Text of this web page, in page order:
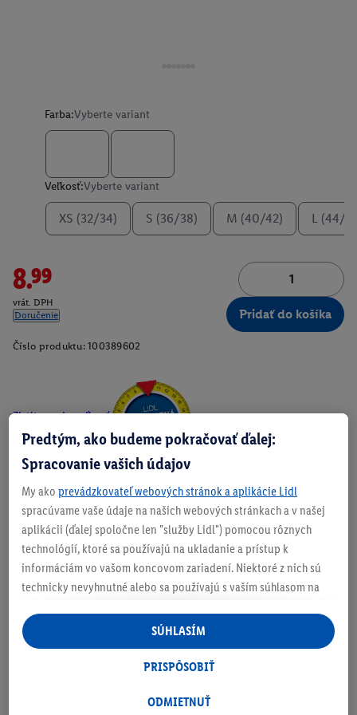
Farba:Vyberte variant
Veľkosť:Vyberte variant
XS (32/34) S (36/38) M (40/42) L (44/
8.99
vrát. DPH
Doručenie
Pridať do košíka
Číslo produktu: 100389602
Zistite svoju veľkosť
O produkte
Podrobnosti o bezpečnosti produktu
Predtým, ako budeme pokračovať ďalej:
Spracovanie vašich údajov
My ako prevádzkovateľ webových stránok a aplikácie Lidl
spracúvame vaše údaje na našich webových stránkach a v našej
aplikácii (ďalej spoločne len "služby Lidl") pomocou rôznych
technológií, ktoré sa používajú na ukladanie a prístup k
informáciám vo vašom koncovom zariadení. Niektoré z nich sú
technicky nevyhnutné alebo sa používajú s vaším súhlasom na
personalizovanú reklamu v rámci služieb Lidl aj mimo nich. Ak
ste účastníkom programu Lidl Plus, na tieto účely sa spracúvajú
aj údaje z vášho nákupného správania v obchode.
následne si vytvoríte účet Lidl Plus alebo sa prihlásite do svojho
ODMIETNUŤ
PRISPÔSOBIŤ
SÚHLASÍM